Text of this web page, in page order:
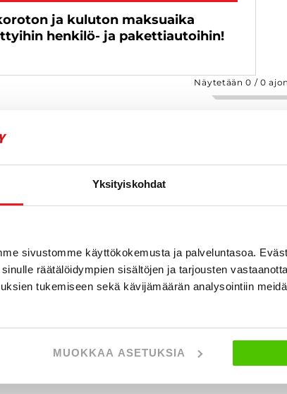
Yksityiskohdat
sivustomme käyttökokemusta ja palveluntasoa.
räätälöidympien sisältöjen ja tarjousten
tukemiseen sekä kävijämäärän analysointiin
MUOKKAA ASETUKSIA
ja kuluton maksuaika
henkilö- ja pakettiautoihin!
Näytetään0 /0